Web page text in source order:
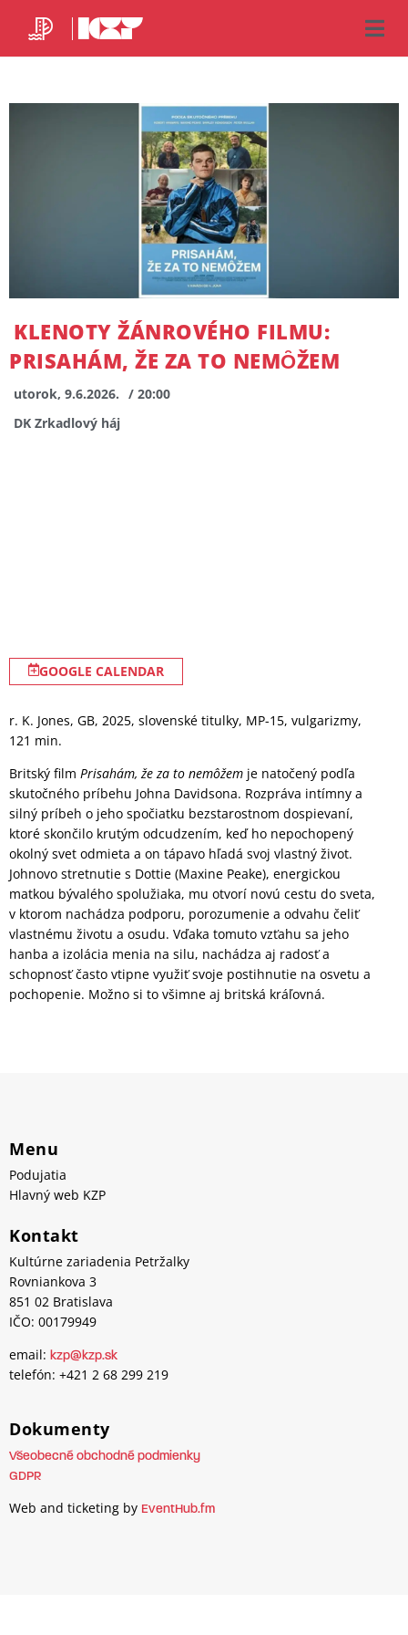
KLENOTY ŽÁNROVÉHO FILMU:
PRISAHÁM, ŽE ZA TO NEMȎŽEM
utorok, 9.6.2026. / 20:00
DK Zrkadlový háj
GOOGLE CALENDAR
r. K. Jones, GB, 2025, slovenské titulky, MP-15, vulgarizmy,
121 min.
Britský film Prisahám, že za to nemôžem je natočený podľa
skutočného príbehu Johna Davidsona. Rozpráva intímny a
silný príbeh o jeho spočiatku bezstarostnom dospievaní,
ktoré skončilo krutým odcudzením, keď ho nepochopený
okolný svet odmieta a on tápavo hľadá svoj vlastný život.
Johnovo stretnutie s Dottie (Maxine Peake), energickou
matkou bývalého spolužiaka, mu otvorí novú cestu do sveta,
v ktorom nachádza podporu, porozumenie a odvahu čeliť
vlastnému životu a osudu. Vďaka tomuto vzťahu sa jeho
hanba a izolácia menia na silu, nachádza aj radosť a
schopnosť často vtipne využiť svoje postihnutie na osvetu a
pochopenie. Možno si to všimne aj britská kráľovná.
Menu
Podujatia
Hlavný web KZP
Kontakt
Kultúrne zariadenia Petržalky
Rovniankova 3
851 02 Bratislava
IČO: 00179949
email: kzp@kzp.sk
telefón: +421 2 68 299 219
Dokumenty
Všeobecné obchodné podmienky
GDPR
Web and ticketing by EventHub.fm